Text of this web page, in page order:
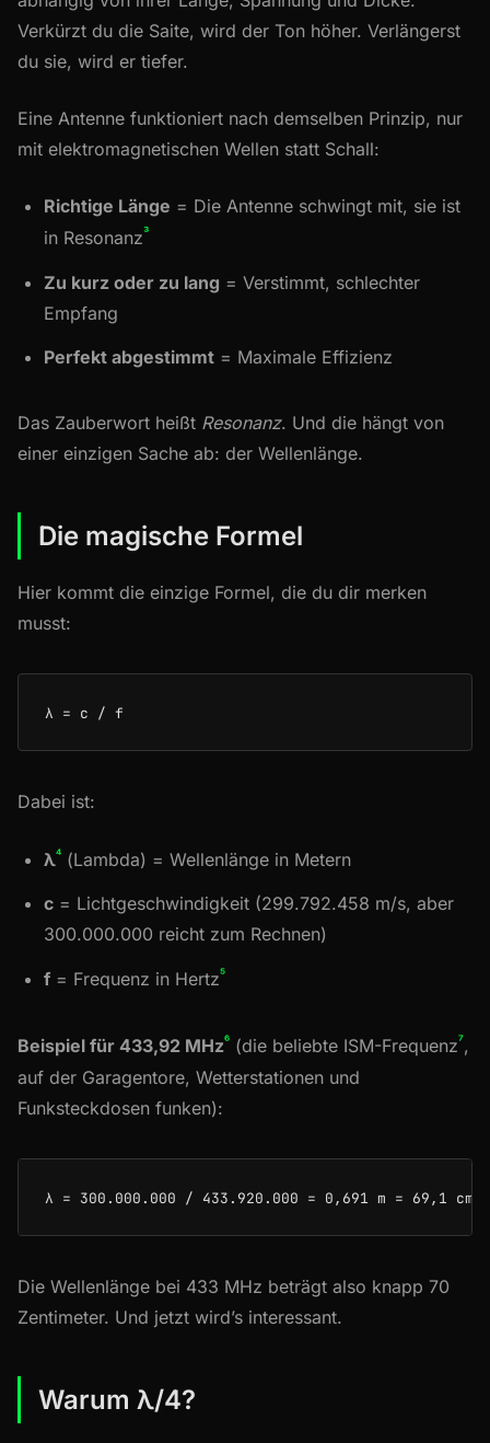
Verkürzt du die Saite, wird der Ton höher. Verlängerst
du sie, wird er tiefer.
Eine Antenne funktioniert nach demselben Prinzip, nur
mit elektromagnetischen Wellen statt Schall:
Richtige Länge = Die Antenne schwingt mit, sie ist
in Resonanz³
Zu kurz oder zu lang = Verstimmt, schlechter
Empfang
Perfekt abgestimmt = Maximale Effizienz
Das Zauberwort heißt Resonanz. Und die hängt von
einer einzigen Sache ab: der Wellenlänge.
Die magische Formel
Hier kommt die einzige Formel, die du dir merken
musst:
Dabei ist:
λ⁴ (Lambda) = Wellenlänge in Metern
c = Lichtgeschwindigkeit (299.792.458 m/s, aber
300.000.000 reicht zum Rechnen)
f = Frequenz in Hertz⁵
Beispiel für 433,92 MHz⁶ (die beliebte ISM-Frequenz⁷,
auf der Garagentore, Wetterstationen und
Funksteckdosen funken):
Die Wellenlänge bei 433 MHz beträgt also knapp 70
Zentimeter. Und jetzt wird’s interessant.
Warum λ/4?